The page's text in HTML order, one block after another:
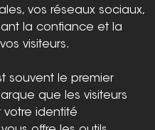
vos réseaux sociaux,
la confiance et la
visiteurs.
souvent le premier
que les visiteurs
votre identité